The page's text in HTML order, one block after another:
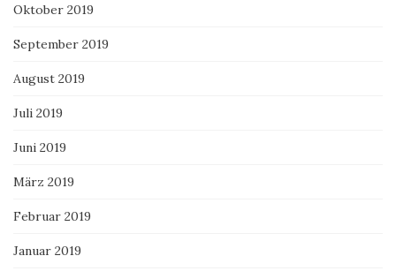
Oktober 2019
September 2019
August 2019
Juli 2019
Juni 2019
März 2019
Februar 2019
Januar 2019